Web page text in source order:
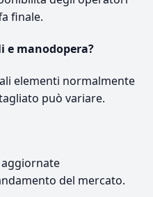
finale.
e manodopera?
elementi normalmente
può variare.
aggiornate
del mercato.